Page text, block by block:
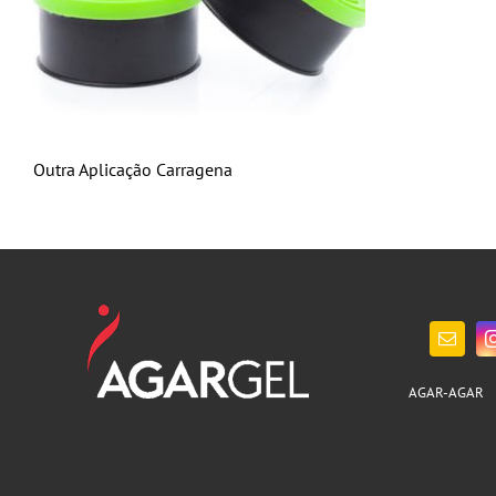
Outra Aplicação Carragena
AGAR-AGAR